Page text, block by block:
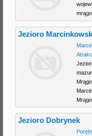
Jezioro
Jezioro Dobrynek